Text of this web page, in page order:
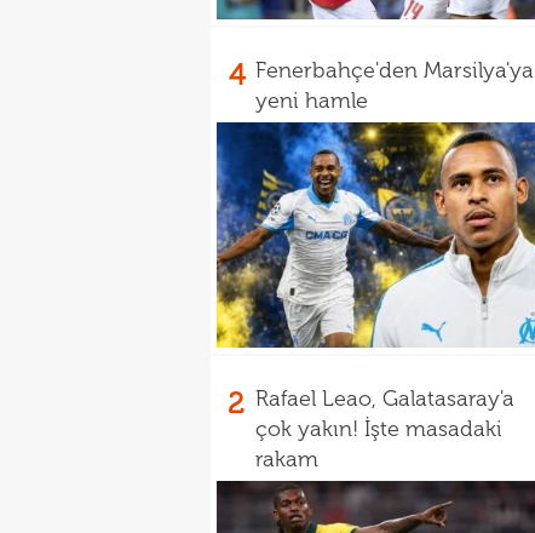
4 Fenerbahçe'den Marsilya'ya
yeni hamle
2 Rafael Leao, Galatasaray'a
çok yakın! İşte masadaki
rakam